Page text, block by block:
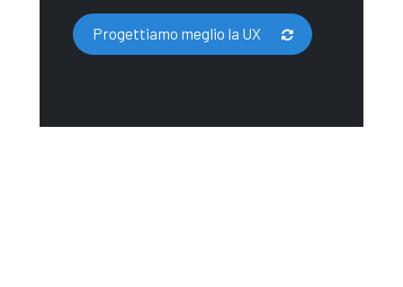
Progettiamo meglio la UX